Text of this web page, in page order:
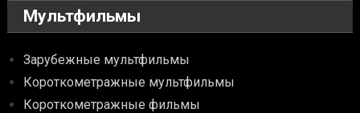
Мультфильмы
Зарубежные мультфильмы
Короткометражные мультфильмы
Короткометражные фильмы